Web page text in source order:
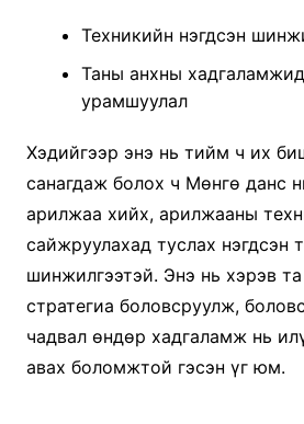
Техникийн нэгдсэн
Таны анхны
урамшуулал
Хэдийгээр энэ нь тийм ч их
санагдаж болох ч Мөнгө данс
арилжаа хийх, арилжааны
сайжруулахад туслах нэгдсэн
шинжилгээтэй. Энэ нь хэрэв
стратегиа боловсруулж,
чадвал өндөр хадгаламж нь
авах боломжтой гэсэн үг юм.